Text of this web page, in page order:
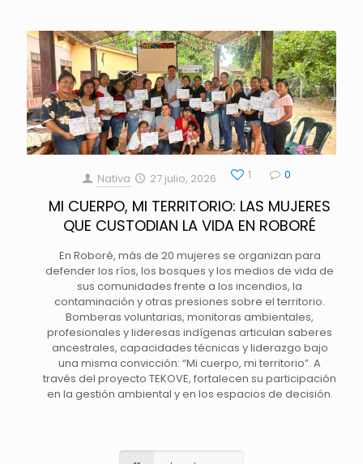
Nativa 27 julio, 2026 1 0
MI CUERPO, MI TERRITORIO: LAS MUJERES
QUE CUSTODIAN LA VIDA EN ROBORÉ
En Roboré, más de 20 mujeres se organizan para
defender los ríos, los bosques y los medios de vida de
sus comunidades frente a los incendios, la
contaminación y otras presiones sobre el territorio.
Bomberas voluntarias, monitoras ambientales,
profesionales y lideresas indígenas articulan saberes
ancestrales, capacidades técnicas y liderazgo bajo
una misma convicción: “Mi cuerpo, mi territorio”. A
través del proyecto TEKOVE, fortalecen su participación
en la gestión ambiental y en los espacios de decisión.